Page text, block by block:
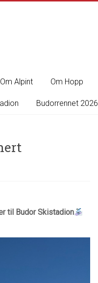
Om Alpint Om Hopp
Budorrennet 2026
til Budor Skistadion